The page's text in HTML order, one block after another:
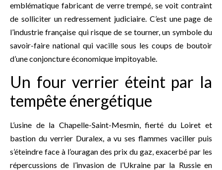
emblématique fabricant de verre trempé, se voit contraint
de solliciter un redressement judiciaire. C’est une page de
l’industrie française qui risque de se tourner, un symbole du
savoir-faire national qui vacille sous les coups de boutoir
d’une conjoncture économique impitoyable.
Un four verrier éteint par la
tempête énergétique
L’usine de la Chapelle-Saint-Mesmin, fierté du Loiret et
bastion du verrier Duralex, a vu ses flammes vaciller puis
s’éteindre face à l’ouragan des prix du gaz, exacerbé par les
répercussions de l’invasion de l’Ukraine par la Russie en